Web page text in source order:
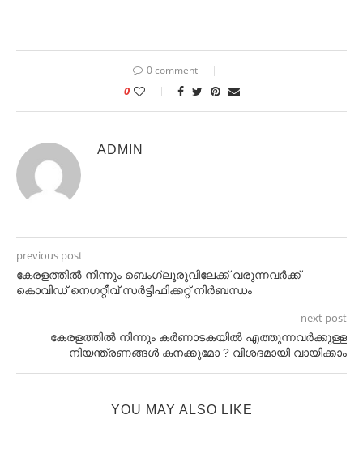
0 comment
0
ADMIN
previous post
കേരളത്തില്‍ നിന്നും ബെംഗ്ലൂരുവിലേക്ക് വരുന്നവര്‍ക്ക്
കൊവിഡ് നെഗറ്റീവ് സര്‍ട്ടിഫിക്കറ്റ് നിർബന്ധം
next post
കേരളത്തിൽ നിന്നും കർണാടകയിൽ എത്തുന്നവർക്കുള്ള
നിയന്ത്രണങ്ങൾ കനക്കുമോ ? വിശദമായി വായിക്കാം
YOU MAY ALSO LIKE